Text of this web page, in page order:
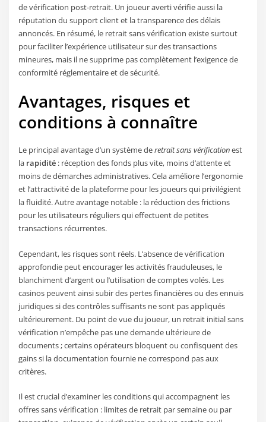
de vérification post-retrait. Un joueur averti vérifie aussi la
réputation du support client et la transparence des délais
annoncés. En résumé, le retrait sans vérification existe surtout
pour faciliter l’expérience utilisateur sur des transactions
mineures, mais il ne supprime pas complètement l’exigence de
conformité réglementaire et de sécurité.
Avantages, risques et
conditions à connaître
Le principal avantage d’un système deretrait sans vérificationest
la rapidité : réception des fonds plus vite, moins d’attente et
moins de démarches administratives. Cela améliore l’ergonomie
et l’attractivité de la plateforme pour les joueurs qui privilégient
la fluidité. Autre avantage notable : la réduction des frictions
pour les utilisateurs réguliers qui effectuent de petites
transactions récurrentes.
Cependant, les risques sont réels. L’absence de vérification
approfondie peut encourager les activités frauduleuses, le
blanchiment d’argent ou l’utilisation de comptes volés. Les
casinos peuvent ainsi subir des pertes financières ou des ennuis
juridiques si des contrôles suffisants ne sont pas appliqués
ultérieurement. Du point de vue du joueur, un retrait initial sans
vérification n’empêche pas une demande ultérieure de
documents ; certains opérateurs bloquent ou confisquent des
gains si la documentation fournie ne correspond pas aux
critères.
Il est crucial d’examiner les conditions qui accompagnent les
offres sans vérification : limites de retrait par semaine ou par